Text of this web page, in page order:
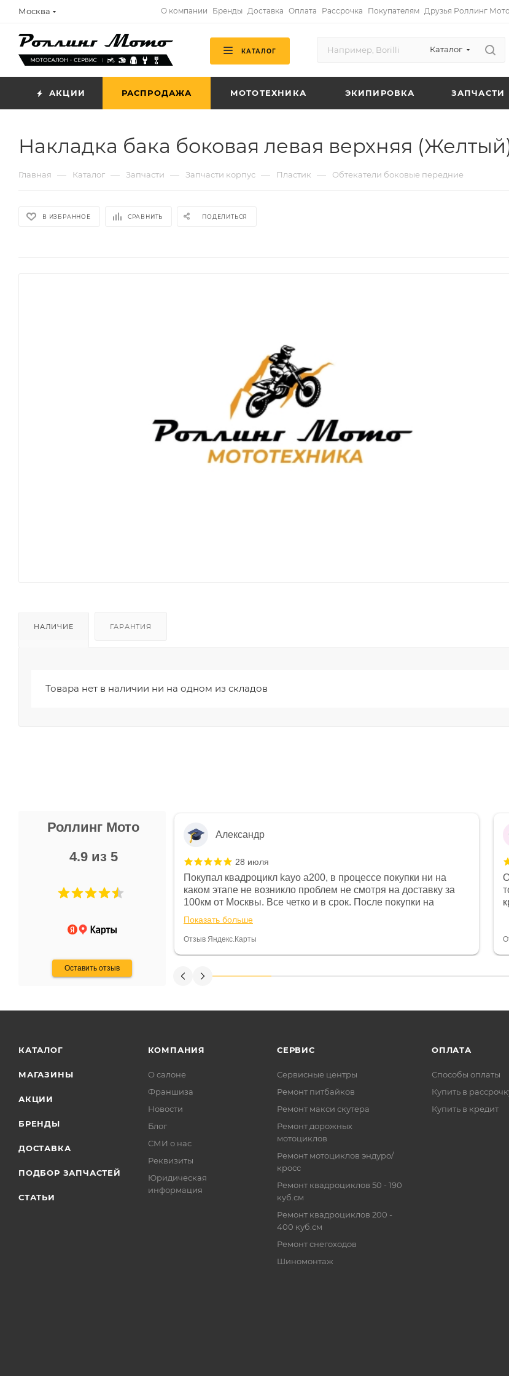
Москва О компании Бренды Доставка Оплата Рассрочка Покупателям Друзья Роллинг Мото
КАТАЛОГ Каталог
АКЦИИ РАСПРОДАЖА МОТОТЕХНИКА ЭКИПИРОВКА ЗАПЧАСТИ
Накладка бака боковая левая верхняя
Главная — Каталог — Запчасти — Запчасти корпус — Пластик — Обтекатели боковые передние
В ИЗБРАННОЕ СРАВНИТЬ ПОДЕЛИТЬСЯ
НАЛИЧИЕ ГАРАНТИЯ
Товара нет в наличии ни на одном из складов
Роллинг Мото
4.9 из 5
Оставить отзыв
Не понравились условия
и дают только на год)
Александр
28 июля
Покупал квадроцикл kayo a200, в процессе покупки ни на
каком этапе не возникло проблем не смотря на доставку за
100км от Москвы. Все четко и в срок. После покупки на
спидометре всегда был 0, при этом представители магазина
постоянно были на связи и в итоге проблема была решена.
Считаю, что это говорит о небезразличии к клиенту после
Показать больше
Отзыв Яндекс.Карты
КАТАЛОГ
МАГАЗИНЫ
АКЦИИ
БРЕНДЫ
ДОСТАВКА
ПОДБОР ЗАПЧАСТЕЙ
СТАТЬИ
КОМПАНИЯ
О салоне
Франшиза
Новости
Блог
СМИ о нас
Реквизиты
Юридическая
информация
СЕРВИС
Сервисные центры
Ремонт питбайков
Ремонт макси скутера
Ремонт дорожных
мотоциклов
Ремонт мотоциклов эндуро/
кросс
Ремонт квадроциклов 50 - 190
куб.см
Ремонт квадроциклов 200 -
400 куб.см
Ремонт снегоходов
Шиномонтаж
ОПЛАТА
Способы оплаты
Купить в
Купить в кредит